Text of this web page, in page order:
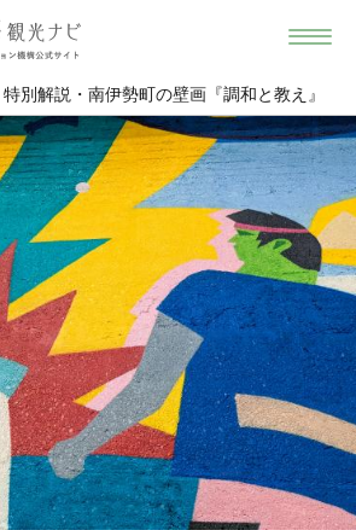
特別解説・南伊勢町の壁画『調和と教え』